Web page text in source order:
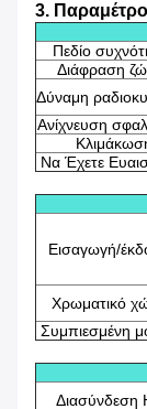
3.
Πεδίο
Διάφραση
Δύναμη
Ανίχνευση
Να Έχετε
Εισαγωγή/
Χρωματικό
Συμπιεσμένη
Διασύνδεση